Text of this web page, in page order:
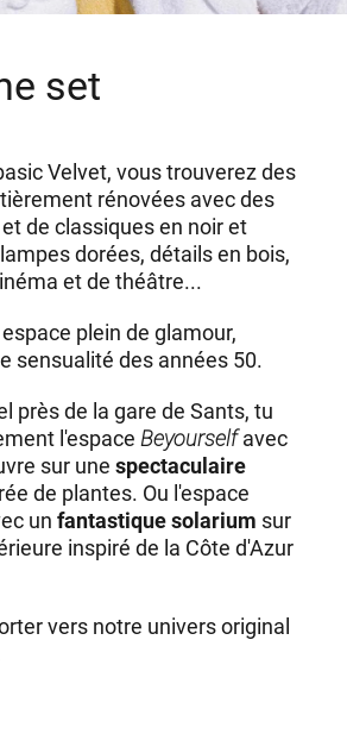
set
Velvet, vous trouverez des
rénovées avec des
de classiques en noir et
dorées, détails en bois,
et de théâtre...
plein de glamour,
sensualité des années 50.
près de la gare de Sants, tu
l'espace Beyourself avec
sur une spectaculaire
de plantes. Ou l'espace
un fantastique solarium sur
inspiré de la Côte d'Azur
vers notre univers original